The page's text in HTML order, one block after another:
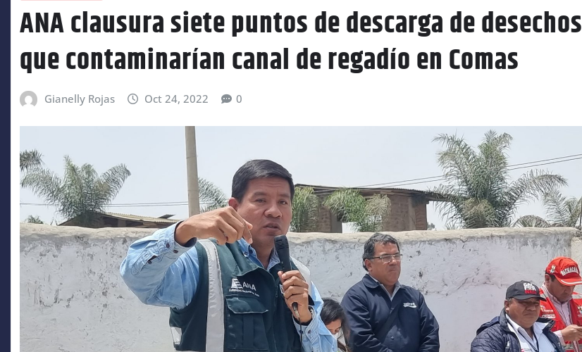
ANA clausura siete puntos de descarga de desechos
que contaminarían canal de regadío en Comas
Gianelly Rojas Oct 24, 2022 0